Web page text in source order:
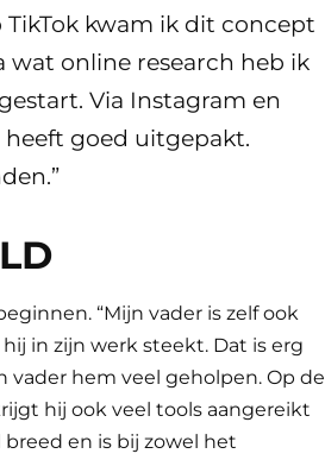
kwam ik dit concept
wat online research heb ik
Via Instagram en
goed uitgepakt.
“Mijn vader is zelf ook
in zijn werk steekt. Dat is erg
vader hem veel geholpen. Op de
hij ook veel tools aangereikt
en is bij zowel het